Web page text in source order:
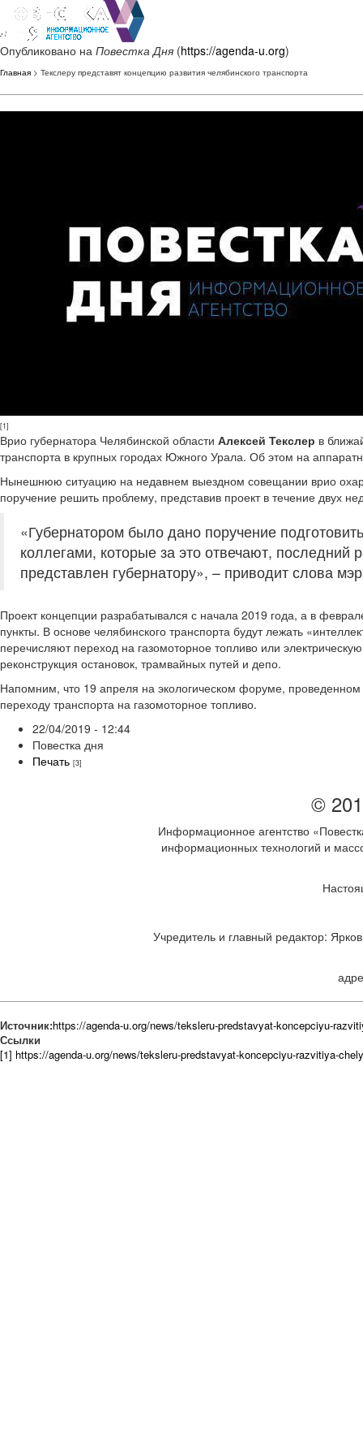
Опубликовано на Повестка Дня (https://agenda-u.org)
Главная > Текслеру представят концепцию развития челябинского транспорта
[1]
Врио губернатора Челябинской области Алексей Текслер в
транспорта в крупных городах Южного Урала. Об этом на
Нынешнюю ситуацию на недавнем выездном совещании врио
поручение решить проблему, представив проект в течение двух
«Губернатором было дано поручение
коллегами, которые за это отвечают,
представлен губернатору», – приводит слова
Проект концепции разрабатывался с начала 2019 года, а в
пункты. В основе челябинского транспорта будут лежать
перечисляют переход на газомоторное топливо или
реконструкция остановок, трамвайных путей и депо.
Напомним, что 19 апреля на экологическом форуме,
переходу транспорта на газомоторное топливо.
22/04/2019 - 12:44
Повестка дня
Печать [3]
©
Информационное агентство
информационных технологий и
Учредитель и главный редактор:
Источник:https://agenda-u.org/news/teksleru-predstavyat-koncepciyu-
Ссылки
[1] https://agenda-u.org/news/teksleru-predstavyat-koncepciyu-razvitiya-